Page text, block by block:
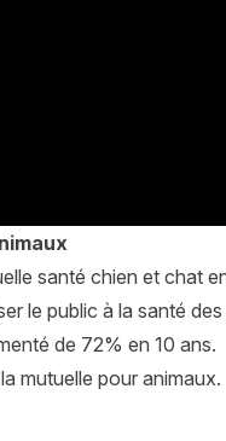
santé chien et chat
le public à la santé
de 72% en 10 ans.
mutuelle pour animaux.